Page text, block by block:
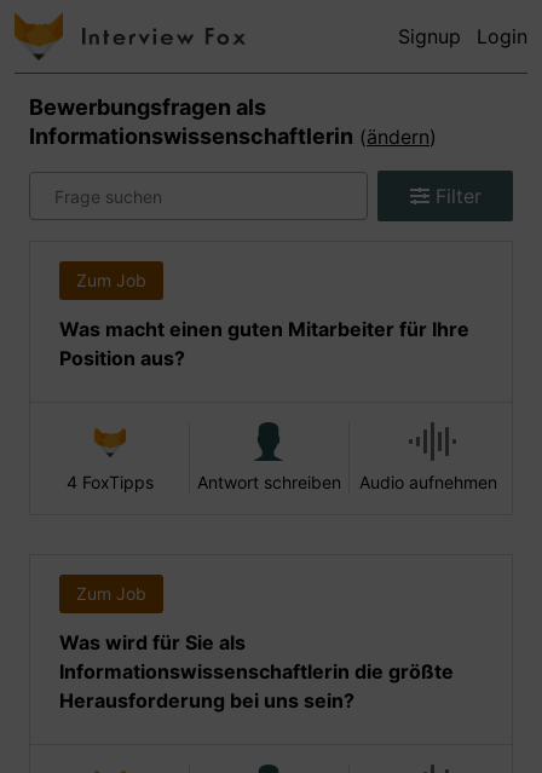
Signup Login
Bewerbungsfragen als
Informationswissenschaftlerin (ändern)
Filter
Zum Job
Was macht einen guten Mitarbeiter für Ihre
Position aus?
4 FoxTipps Antwort schreiben Audio aufnehmen
Zum Job
Was wird für Sie als
Informationswissenschaftlerin die größte
Herausforderung bei uns sein?